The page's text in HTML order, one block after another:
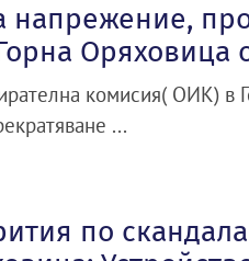
Оряховица
комисия( ОИК) в
...
по